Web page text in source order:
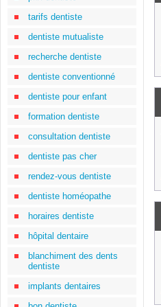
tarifs dentiste
dentiste mutualiste
recherche dentiste
dentiste conventionné
dentiste pour enfant
formation dentiste
consultation dentiste
dentiste pas cher
rendez-vous dentiste
dentiste homéopathe
horaires dentiste
hôpital dentaire
blanchiment des dents
dentiste
implants dentaires